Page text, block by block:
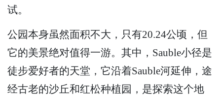
试。
公园本身虽然面积不大，只有20.24公顷，但
它的美景绝对值得一游。其中，Sauble小径是
徒步爱好者的天堂，它沿着Sauble河延伸，途
经古老的沙丘和红松种植园，是探索这个地